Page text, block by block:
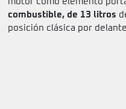
combustible, de 13 litros
posición clásica por